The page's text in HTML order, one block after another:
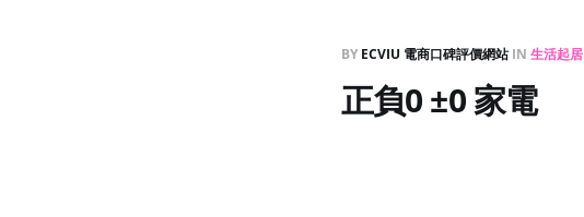
BY ECVIU 電商口碑評價網站IN 生活起居
正負0 ±0 家電